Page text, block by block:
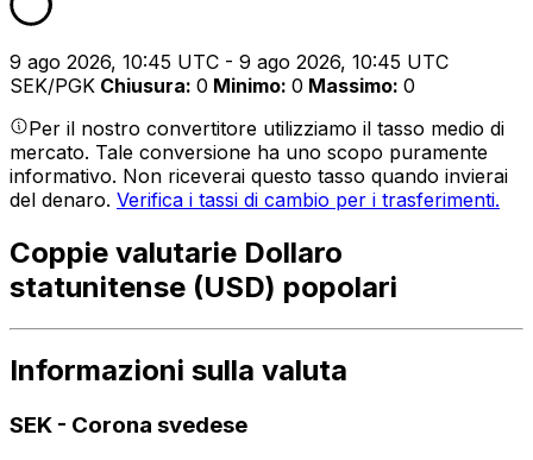
9 ago 2026, 10:45 UTC - 9 ago 2026, 10:45 UTC
SEK/PGK Chiusura: 0 Minimo: 0 Massimo: 0
Per il nostro convertitore utilizziamo il tasso medio di
mercato. Tale conversione ha uno scopo puramente
informativo. Non riceverai questo tasso quando invierai
del denaro. Verifica i tassi di cambio per i trasferimenti.
Coppie valutarie Dollaro
statunitense (USD) popolari
Informazioni sulla valuta
SEK - Corona svedese